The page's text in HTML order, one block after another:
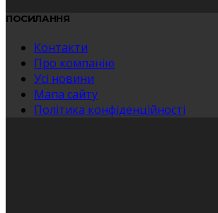
ПОСИЛАННЯ
Контакти
Про компанію
Усі новини
Мапа сайту
Політика конфіденційності